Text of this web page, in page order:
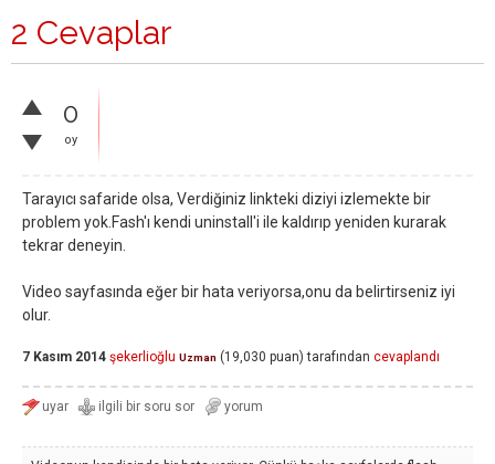
2 Cevaplar
0
oy
Tarayıcı safaride olsa, Verdiğiniz linkteki diziyi izlemekte bir
problem yok.Fash'ı kendi uninstall'i ile kaldırıp yeniden kurarak
tekrar deneyin.
Video sayfasında eğer bir hata veriyorsa,onu da belirtirseniz iyi
olur.
7 Kasım 2014 şekerlioğlu Uzman (19,030 puan) tarafından cevaplandı